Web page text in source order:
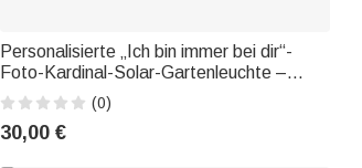
Personalisierte „Ich bin immer bei dir“-
Foto-Kardinal-Solar-Gartenleuchte –
Gartendekoration, Gedenk- und
Beileidsgeschenk für Familie und Freunde
(0)
30,00 €